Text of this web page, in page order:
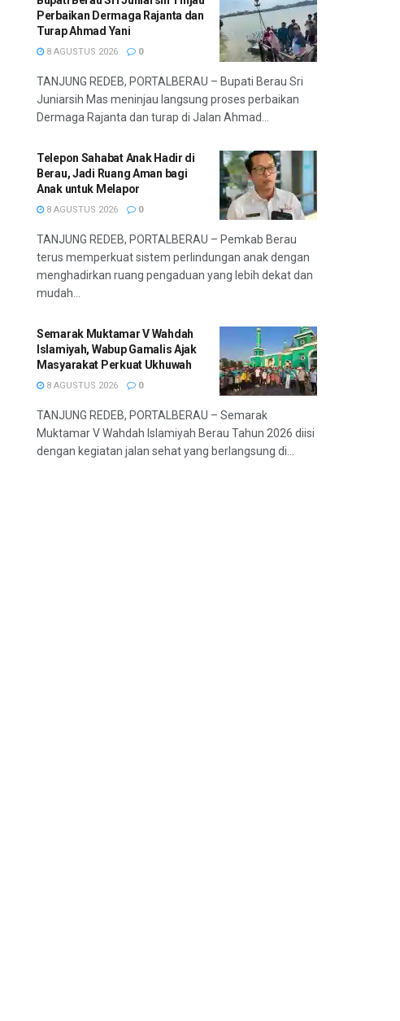
Perbaikan Dermaga Rajanta dan
Turap Ahmad Yani
8 AGUSTUS 2026 0
TANJUNG REDEB, PORTALBERAU – Bupati Berau Sri
Juniarsih Mas meninjau langsung proses perbaikan
Dermaga Rajanta dan turap di Jalan Ahmad...
Telepon Sahabat Anak Hadir di
Berau, Jadi Ruang Aman bagi
Anak untuk Melapor
8 AGUSTUS 2026 0
TANJUNG REDEB, PORTALBERAU – Pemkab Berau
terus memperkuat sistem perlindungan anak dengan
menghadirkan ruang pengaduan yang lebih dekat dan
mudah...
Semarak Muktamar V Wahdah
Islamiyah, Wabup Gamalis Ajak
Masyarakat Perkuat Ukhuwah
8 AGUSTUS 2026 0
TANJUNG REDEB, PORTALBERAU – Semarak
Muktamar V Wahdah Islamiyah Berau Tahun 2026 diisi
dengan kegiatan jalan sehat yang berlangsung di...